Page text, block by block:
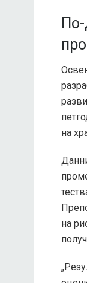
на
на